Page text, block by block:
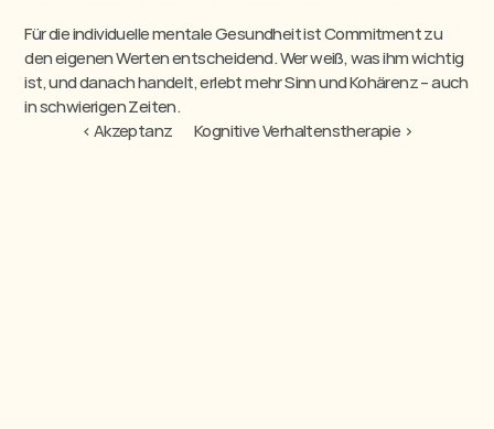
Für die individuelle mentale Gesundheit ist Commitment zu
den eigenen Werten entscheidend. Wer weiß, was ihm wichtig
ist, und danach handelt, erlebt mehr Sinn und Kohärenz – auch
in schwierigen Zeiten.
‹ Akzeptanz
Kognitive Verhaltenstherapie ›